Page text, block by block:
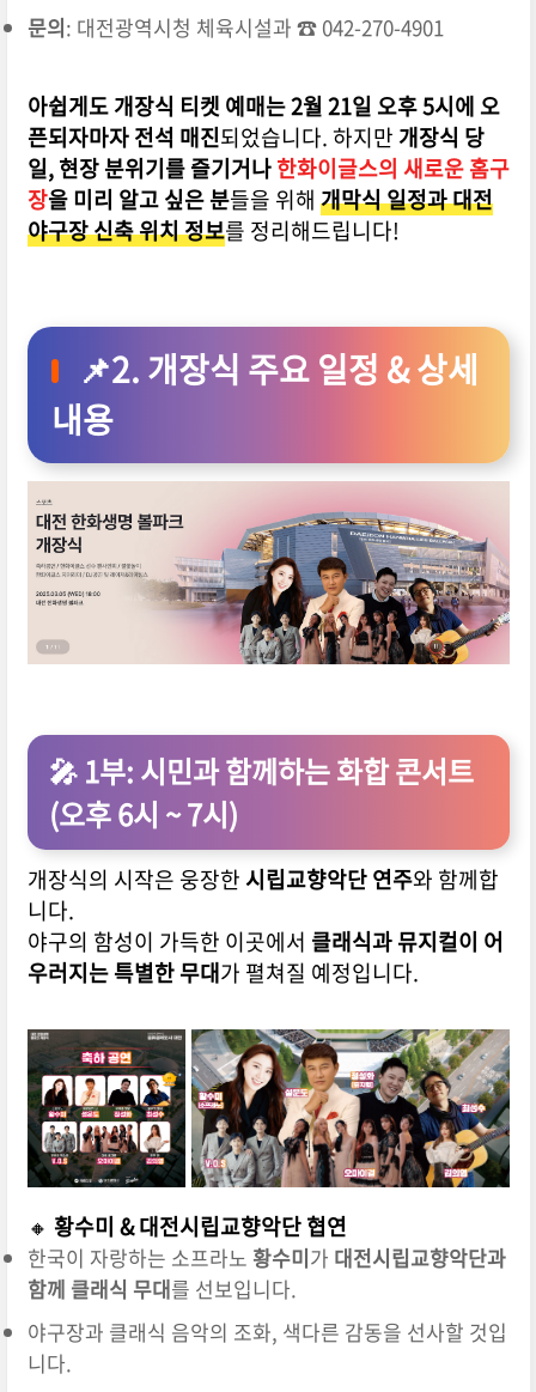
문의: 대전광역시청 체육시설과 ☎ 042-270-4901
아쉽게도 개장식 티켓 예매는 2월 21일 오후 5시에 오
픈되자마자 전석 매진되었습니다. 하지만 개장식 당
일, 현장 분위기를 즐기거나한화이글스의 새로운 홈구
장을 미리 알고 싶은 분들을 위해 개막식 일정과 대전
야구장 신축 위치 정보를 정리해드립니다!
📌2. 개장식 주요 일정 & 상세
내용
🎤 1부: 시민과 함께하는 화합 콘서트
(오후 6시 ~ 7시)
개장식의 시작은 웅장한시립교향악단 연주와 함께합
니다.
야구의 함성이 가득한 이곳에서 클래식과 뮤지컬이 어
우러지는 특별한 무대가 펼쳐질 예정입니다.
🔸 황수미 & 대전시립교향악단 협연
한국이 자랑하는 소프라노 황수미가 대전시립교향악단과
함께 클래식 무대를 선보입니다.
야구장과 클래식 음악의 조화, 색다른 감동을 선사할 것입
니다.